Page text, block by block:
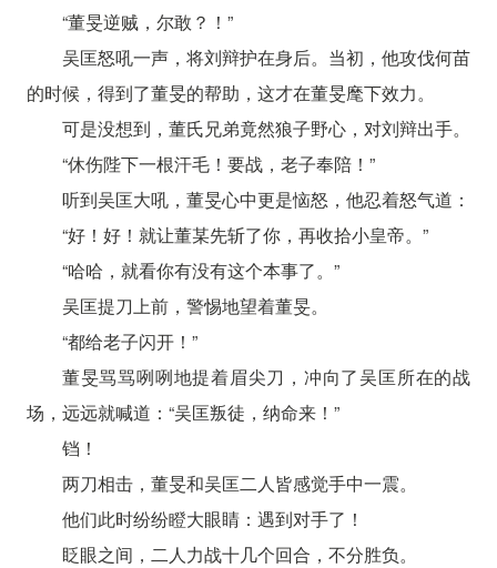
“董旻逆贼，尔敢？！”
吴匡怒吼一声，将刘辩护在身后。当初，他攻伐何苗
的时候，得到了董旻的帮助，这才在董旻麾下效力。
可是没想到，董氏兄弟竟然狼子野心，对刘辩出手。
“休伤陛下一根汗毛！要战，老子奉陪！”
听到吴匡大吼，董旻心中更是恼怒，他忍着怒气道：
“好！好！就让董某先斩了你，再收拾小皇帝。”
“哈哈，就看你有没有这个本事了。”
吴匡提刀上前，警惕地望着董旻。
“都给老子闪开！”
董旻骂骂咧咧地提着眉尖刀，冲向了吴匡所在的战
场，远远就喊道：“吴匡叛徒，纳命来！”
铛！
两刀相击，董旻和吴匡二人皆感觉手中一震。
他们此时纷纷瞪大眼睛：遇到对手了！
眨眼之间，二人力战十几个回合，不分胜负。